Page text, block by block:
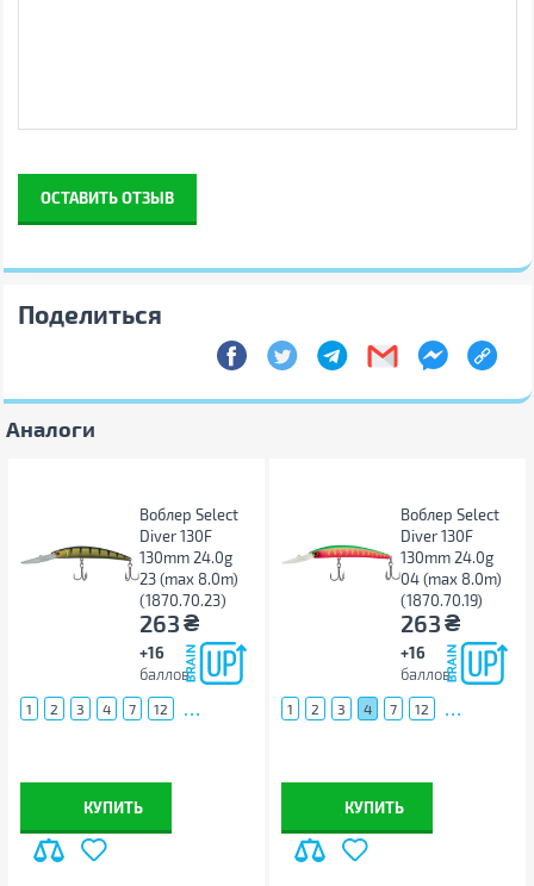
ОСТАВИТЬ ОТЗЫВ
Поделиться
Аналоги
Воблер Select
Diver 130F
130mm 24.0g
23 (max 8.0m)
(1870.70.23)
263₴
+16
баллов
1 2 3 4 7 12 ...
КУПИТЬ
Воблер Select
Diver 130F
130mm 24.0g
04 (max 8.0m)
(1870.70.19)
263₴
+16
баллов
1 2 3 4 7 12 ...
КУПИТЬ